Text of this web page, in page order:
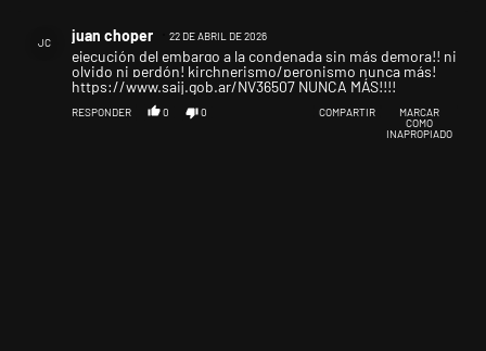
JC juan choper 22 DE ABRIL DE 2026
ejecución del embargo a la condenada sin más demora!! ni
olvido ni perdón! kirchnerismo/peronismo nunca más!
https://www.saij.gob.ar/NV36507 NUNCA MÁS!!!!
RESPONDER 0 0 COMPARTIR
MARCAR
COMO
INAPROPIADO